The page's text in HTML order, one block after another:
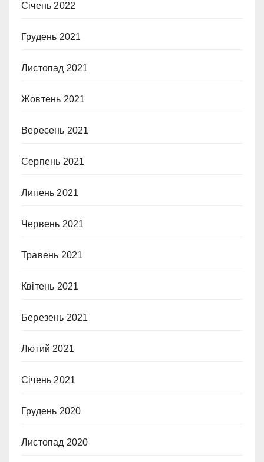
Січень 2022
Грудень 2021
Листопад 2021
Жовтень 2021
Вересень 2021
Серпень 2021
Липень 2021
Червень 2021
Травень 2021
Квітень 2021
Березень 2021
Лютий 2021
Січень 2021
Грудень 2020
Листопад 2020